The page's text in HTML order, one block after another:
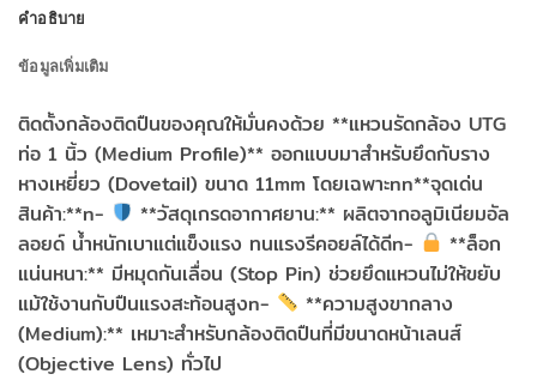
คำอธิบาย
ข้อมูลเพิ่มเติม
ติดตั้งกล้องติดปืนของคุณให้มั่นคงด้วย **แหวนรัดกล้อง UTG
ท่อ 1 นิ้ว (Medium Profile)** ออกแบบมาสำหรับยึดกับราง
หางเหยี่ยว (Dovetail) ขนาด 11mm โดยเฉพาะnn**จุดเด่น
สินค้า:**n-
**วัสดุเกรดอากาศยาน:** ผลิตจากอลูมิเนียมอัล
ลอยด์ น้ำหนักเบาแต่แข็งแรง ทนแรงรีคอยล์ได้ดีn-
**ล็อก
แน่นหนา:** มีหมุดกันเลื่อน (Stop Pin) ช่วยยึดแหวนไม่ให้ขยับ
แม้ใช้งานกับปืนแรงสะท้อนสูงn-
**ความสูงขากลาง
(Medium):** เหมาะสำหรับกล้องติดปืนที่มีขนาดหน้าเลนส์
(Objective Lens) ทั่วไป